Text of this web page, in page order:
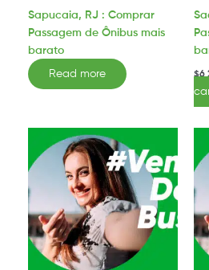
Sapucaia, RJ : Comprar
Passagem de Ônibus mais
barato
Read more $